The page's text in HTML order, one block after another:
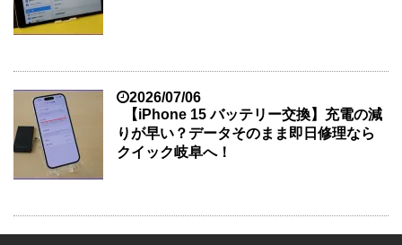
2026/07/06
【iPhone 15 バッテリー交換】充電の減
りが早い？データそのまま即日修理なら
クイック岐阜へ！